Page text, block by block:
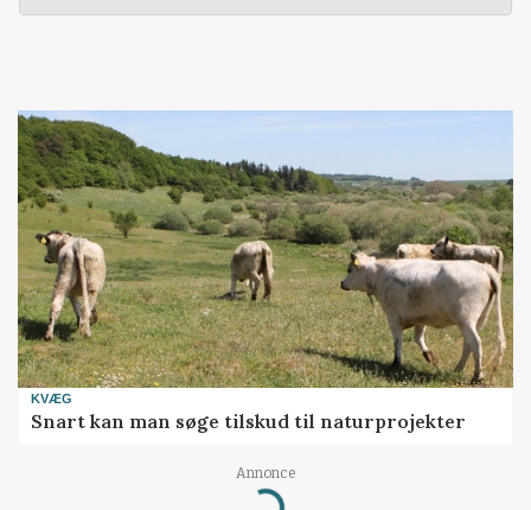
KVÆG
Snart kan man søge tilskud til naturprojekter
Annonce